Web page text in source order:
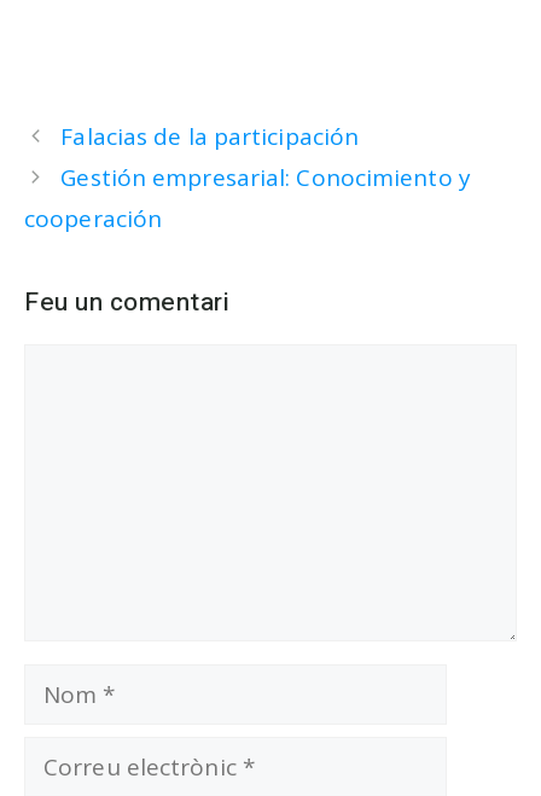
Falacias de la participación
Gestión empresarial: Conocimiento y
cooperación
Feu un comentari
Nom
Correu